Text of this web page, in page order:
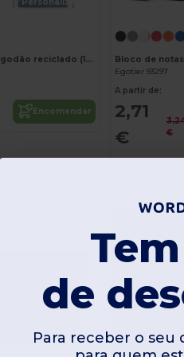
Avental com algodão reciclado (140 g/m²)
Encomendar
Egotier 93297
A partir de:
2,71
€
€
de
Para receber o seu